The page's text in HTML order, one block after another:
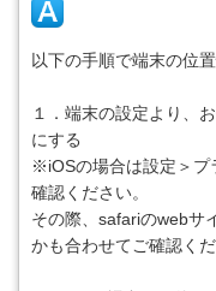
以下の手順で端末の位
１．端末の設定より、
にする
※iOSの場合は設定＞プ
確認ください。
その際、safariのwebサ
かも合わせてご確認くだ